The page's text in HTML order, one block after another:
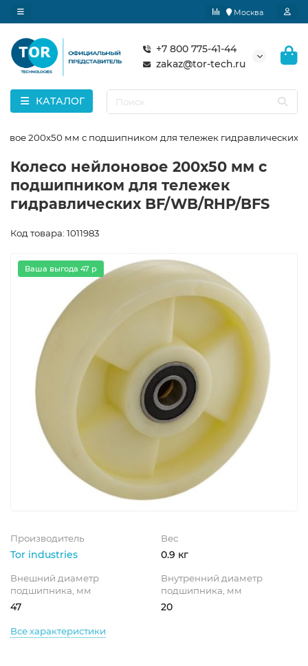
Москва
+7 800 775-41-44
zakaz@tor-tech.ru
КАТАЛОГ
200х50 мм с подшипником для тележек гидравлических
Колесо нейлоновое 200х50 мм с
подшипником для тележек
гидравлических BF/WB/RHP/BFS
Код товара: 1011983
Ваша выгода 47 р
Производитель
Tor industries
Вес
0.9 кг
Внешний диаметр
подшипника, мм
47
Внутренний диаметр
подшипника, мм
20
Все характеристики